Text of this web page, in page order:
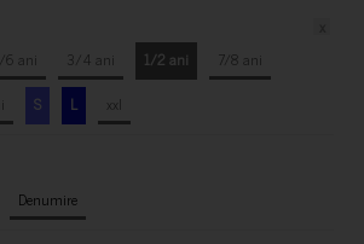
6 ani 3/4 ani 1/2 ani
7/8 ani
S L xxl
Denumire